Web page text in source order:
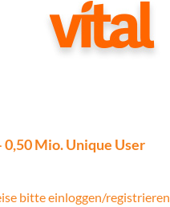
0,50 Mio. Unique User
bitte einloggen/registrieren